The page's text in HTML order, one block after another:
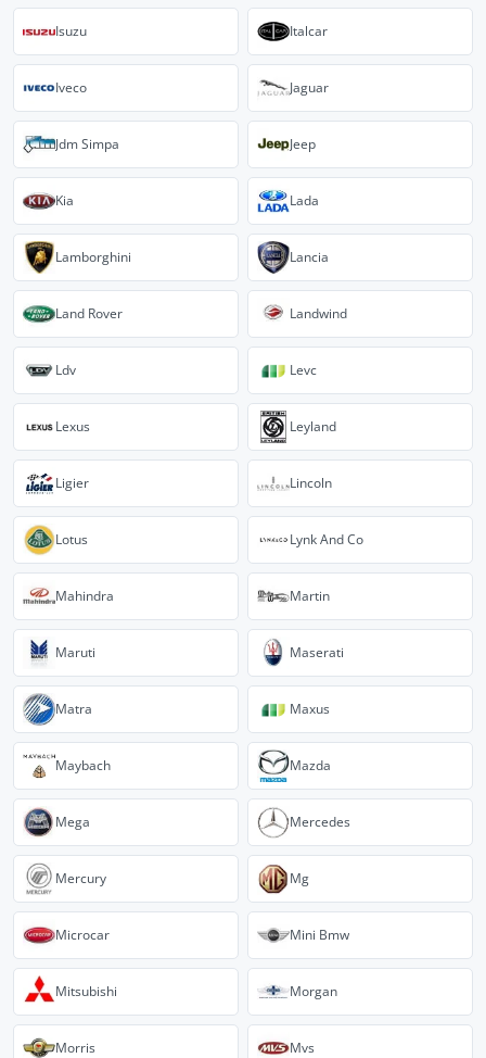
Isuzu Italcar
Iveco Jaguar
Jdm Simpa Jeep
Kia Lada
Lamborghini Lancia
Land Rover Landwind
Ldv Levc
Lexus Leyland
Ligier Lincoln
Lotus Lynk And Co
Mahindra Martin
Maruti Maserati
Matra Maxus
Maybach Mazda
Mega Mercedes
Mercury Mg
Microcar Mini Bmw
Mitsubishi Morgan
Morris Mvs